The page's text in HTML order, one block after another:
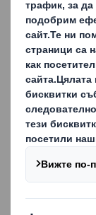
Правилно
магазина в
вашите
опаковките ви
ви, постигат
помагат за
Ключови
Повече
рафтовете